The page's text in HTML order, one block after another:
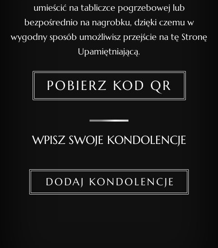
umieścić na tabliczce pogrzebowej lub
bezpośrednio na nagrobku, dzięki czemu w
wygodny sposób umożliwisz przejście na tę Stronę
Upamiętniającą.
POBIERZ KOD QR
WPISZ SWOJE KONDOLENCJE
DODAJ KONDOLENCJE